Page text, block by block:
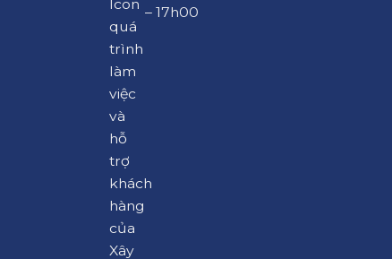
– 17h00